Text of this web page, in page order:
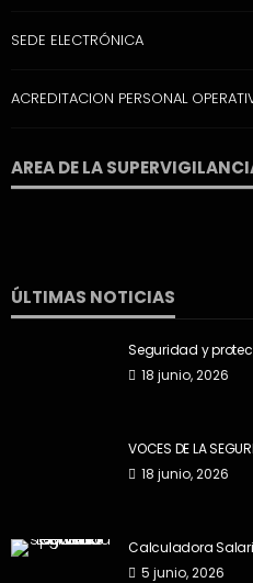
SEDE ELECTRÓNICA
ACREDITACION PERSONAL
AREA DE LA
ÚLTIMAS NOTICIAS
Seguridad y
18 junio, 2026
VOCES DE LA
18 junio, 2026
Calculadora
5 junio, 2026